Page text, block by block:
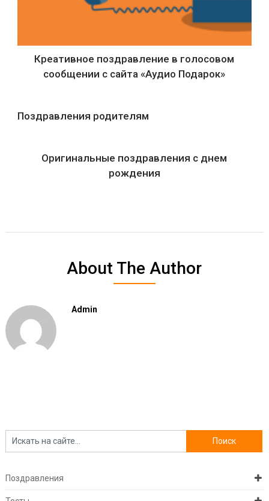
Креативное поздравление в голосовом
сообщении с сайта «Аудио Подарок»
Поздравления родителям
Оригинальные поздравления с днем
рождения
About The Author
Admin
Поздравления